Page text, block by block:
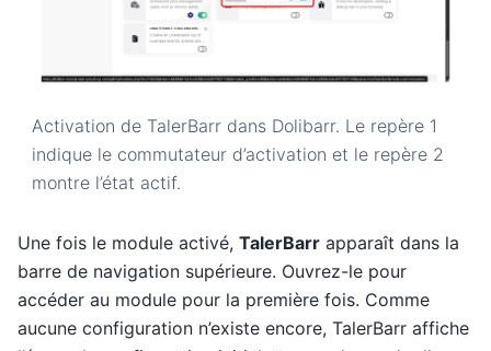
Activation de TalerBarr dans Dolibarr. Le repère 1
indique le commutateur d’activation et le repère 2
montre l’état actif.
Une fois le module activé, TalerBarr apparaît dans la
barre de navigation supérieure. Ouvrez-le pour
accéder au module pour la première fois. Comme
aucune configuration n’existe encore, TalerBarr affiche